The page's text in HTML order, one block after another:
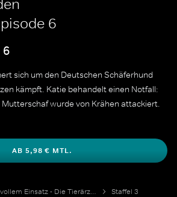
6
6
sich um den Deutschen Schäferhund
kämpft. Katie behandelt einen Notfall:
wurde von Krähen attackiert.
AB 5,98 € MTL.
Mit vollem Einsatz - Die Tierärzte in den Highlands
Staffel 3